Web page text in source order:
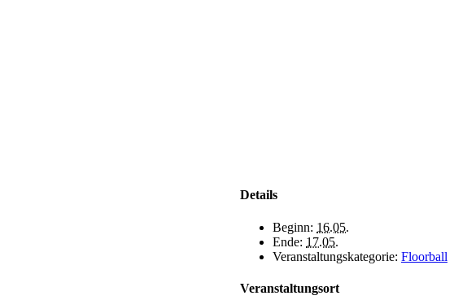
Details
Beginn: 16.05.
Ende: 17.05.
Veranstaltungskategorie: Floorball
Veranstaltungsort